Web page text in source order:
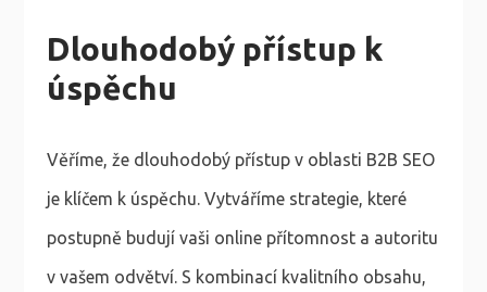
Dlouhodobý přístup k
úspěchu
Věříme, že dlouhodobý přístup v oblasti B2B SEO
je klíčem k úspěchu. Vytváříme strategie, které
postupně budují vaši online přítomnost a autoritu
v vašem odvětví. S kombinací kvalitního obsahu,